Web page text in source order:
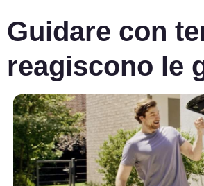
Guidare con
reagiscono le